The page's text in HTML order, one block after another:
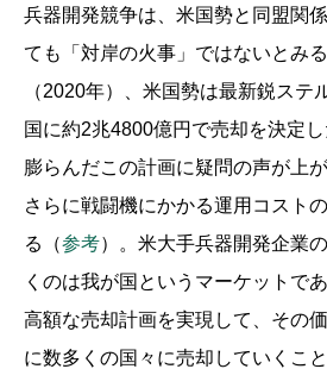
兵器開発競争は、米国勢と同盟関
ても「対岸の火事」ではないとみ
（2020年）、米国勢は最新鋭ステ
国に約2兆4800億円で売却を決定
膨らんだこの計画に疑問の声が上
さらに戦闘機にかかる運用コスト
る（参考）。米大手兵器開発企業
くのは我が国というマーケットで
高額な売却計画を実現して、その
に数多くの国々に売却していくこ